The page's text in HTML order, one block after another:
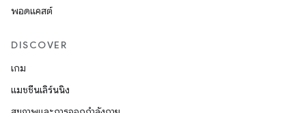
พอดแคสต์
DISCOVER
เกม
แมชชีนเลิร์นนิง